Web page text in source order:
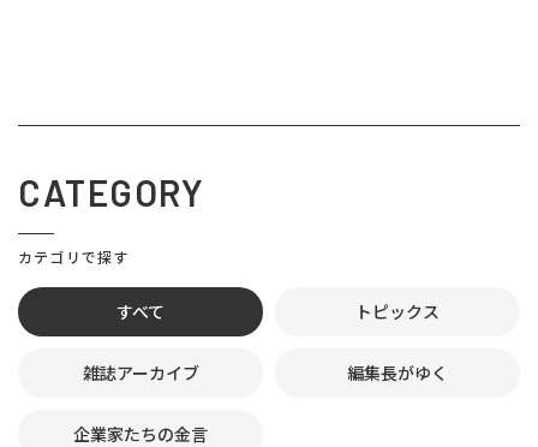
CATEGORY
カテゴリで探す
すべて トピックス
雑誌アーカイブ 編集長がゆく
企業家たちの金言